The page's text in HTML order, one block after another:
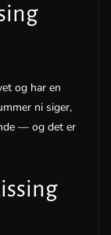
og har en
ni siger,
— og det er